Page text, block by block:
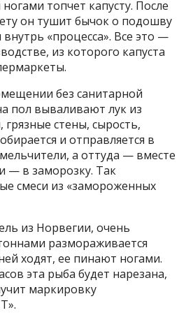
топчет капусту. После
он тушит бычок о подошву
внутрь «процесса». Все это —
из которого капуста
без санитарной
пол вываливают лук из
стены, сырость,
и отправляется в
а оттуда — вместе
— в заморозку. Так
смеси из «замороженных
из Норвегии, очень
размораживается
ходят, ее пинают ногами.
эта рыба будет нарезана,
маркировку